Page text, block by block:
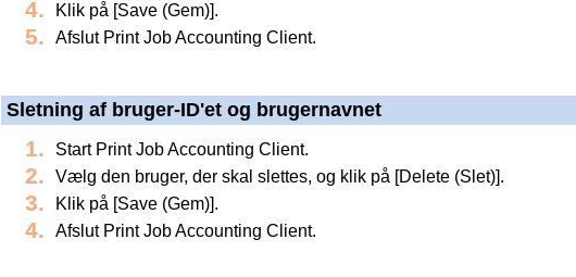
Klik på [Save (Gem)].
Afslut Print Job Accounting Client.
Sletning af bruger-ID'et og brugernavnet
Start Print Job Accounting Client.
Vælg den bruger, der skal slettes, og klik på [Delete (Slet)].
Klik på [Save (Gem)].
Afslut Print Job Accounting Client.